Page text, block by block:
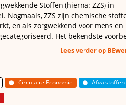
Stoffen (hierna: ZZS) in
Nogmaals, ZZS zijn chemische
en als zorgwekkend voor mens en
Het bekendste
Lees verder op
Circulaire Economie
Afvalstoffen